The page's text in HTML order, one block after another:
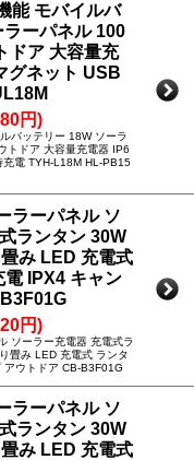
能 モバイルバ
ラーパネル 100
ドア 大容量充
グネット USB
円)
バッテリー 18W ソーラ
トドア 大容量充電器 IP6
電 TYH-L18M HL-PB15
ラーパネル ソ
ランタン 30W
み LED 充電式
IPX4 キャン
円)
ソーラー充電器 充電式ラ
畳み LED 充電式 ランタ
アウトドア CB-B3F01G
ラーパネル ソ
ランタン 30W
み LED 充電式